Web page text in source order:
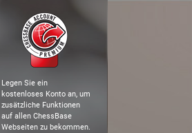
Legen Sie ein
kostenloses Konto an, um
zusätzliche Funktionen
auf allen ChessBase
Webseiten zu bekommen.